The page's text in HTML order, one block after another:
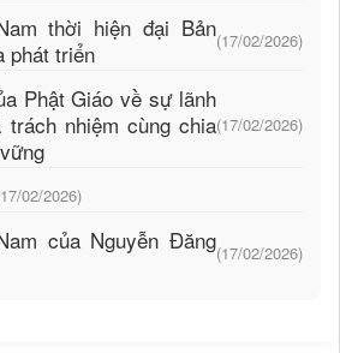
thời hiện đại Bản
phát triển
(17/02/2026)
Phật Giáo về sự lãnh
nhiệm cùng chia(17/02/2026)
02/2026)
của Nguyễn Đăng(17/02/2026)